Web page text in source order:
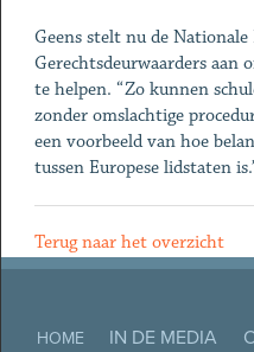
Geens stelt nu de Nationale
Gerechtsdeurwaarders aan
te helpen. “Zo kunnen
zonder omslachtige
een voorbeeld van hoe
tussen Europese lidstaten
Terug naar het overzicht
HOME IN DE MEDIA